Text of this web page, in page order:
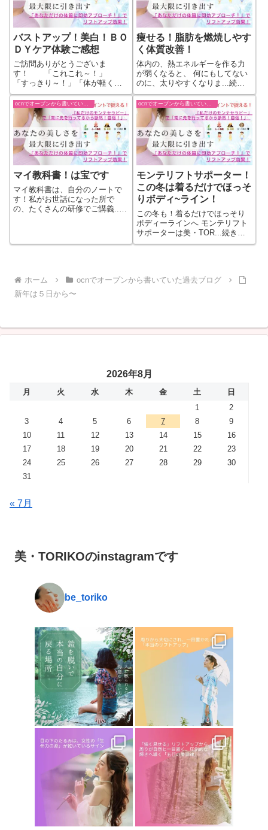
バストアップ！美白！ＢＯ
ＤＹケア体験ご感想
ご訪問ありがとうございま
す！ 「これこれ～！」
「すっきり～！」「体が軽くな
っ...続きをもっと見る
痩せる！脂肪を燃焼しやす
く体質改善！
体内の、熱エネルギーを作る力
が弱くなると、 何にもしてない
のに、太りやすくなりま...続き
をもっと見る
ocnでオープンから書いていた過去ブログ
マイ教科書！は宝です
マイ教科書は、自分のノートで
す！私がお世話になった所で
の、たくさんの研修でご講義...
ocnでオープンから書いていた過去ブログ
モンテリフトサポーター！
この冬は着るだけでほっそ
りボディ~ライン！
この冬も！着るだけでほっそり
ボディーラインへ モンテリフト
サポーターは美・TOR...続きを
もっと見る
ホーム
ocnでオープンから書いていた過去ブログ
新年は５日から〜
2026年8月
月 火 水 木 金 土
日
1
2
3
4 5 6 7 8
9
10
11 12 13 14 15
16
17
18 19 20 21 22
23
24
25 26 27 28 29
30
31
« 7月
美・TORIKOのinstagramです
be_toriko